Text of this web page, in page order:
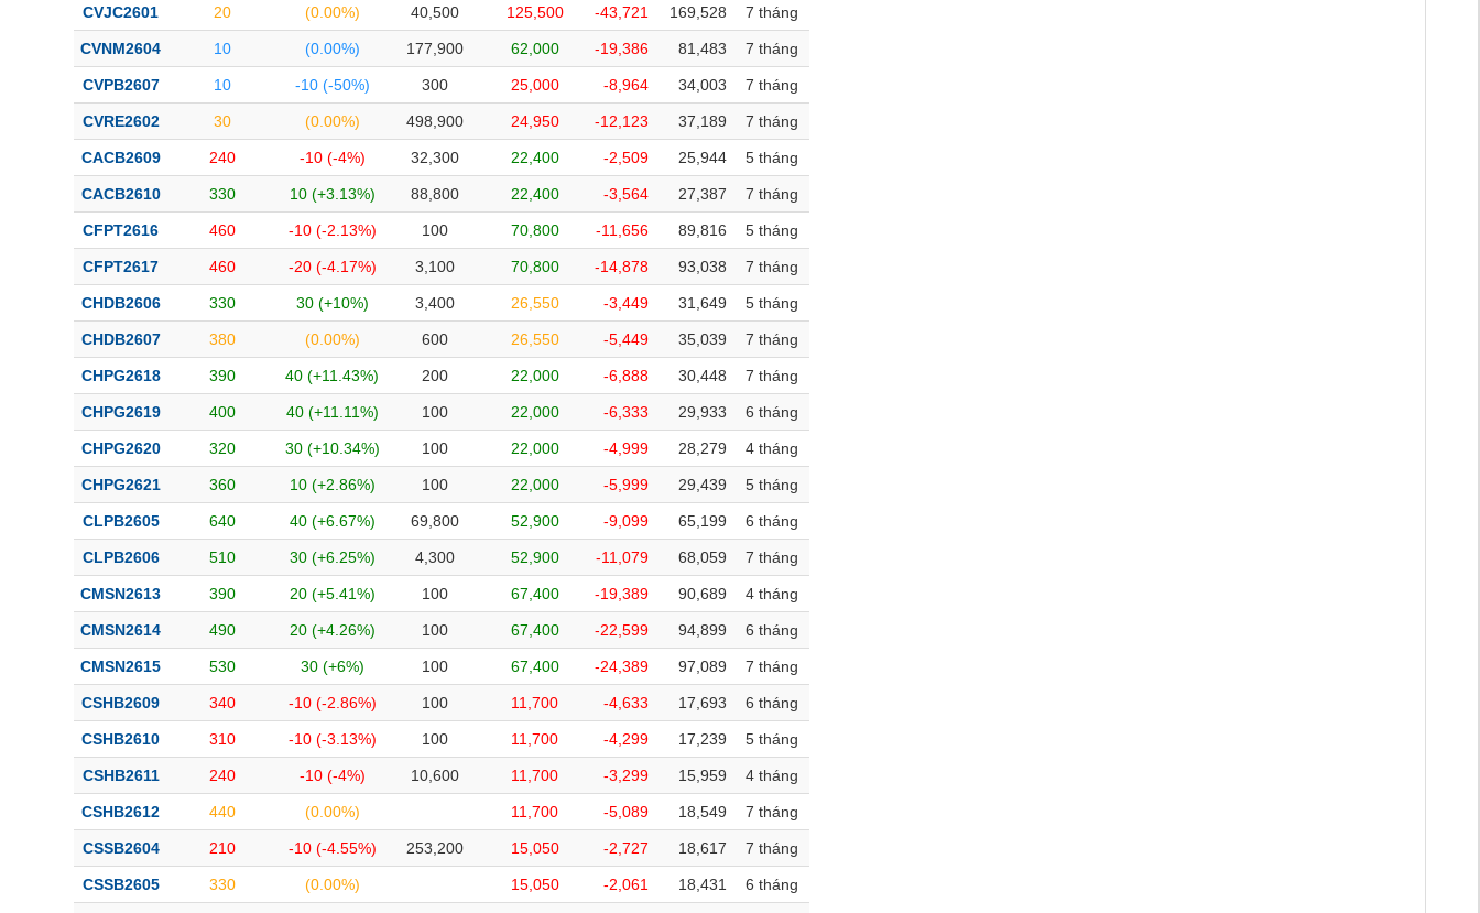
CVJC2601 20 (0.00%) 40,500 125,500 -43,721 169,528 7 tháng
CVNM2604 10 (0.00%) 177,900 62,000 -19,386 81,483 7 tháng
CVPB2607 10 -10 (-50%) 300 25,000 -8,964 34,003 7 tháng
CVRE2602 30 (0.00%) 498,900 24,950 -12,123 37,189 7 tháng
CACB2609 240 -10 (-4%) 32,300 22,400 -2,509 25,944 5 tháng
CACB2610 330 10 (+3.13%) 88,800 22,400 -3,564 27,387 7 tháng
CFPT2616 460 -10 (-2.13%) 100 70,800 -11,656 89,816 5 tháng
CFPT2617 460 -20 (-4.17%) 3,100 70,800 -14,878 93,038 7 tháng
CHDB2606 330 30 (+10%) 3,400 26,550 -3,449 31,649 5 tháng
CHDB2607 380 (0.00%) 600 26,550 -5,449 35,039 7 tháng
CHPG2618 390 40 (+11.43%) 200 22,000 -6,888 30,448 7 tháng
CHPG2619 400 40 (+11.11%) 100 22,000 -6,333 29,933 6 tháng
CHPG2620 320 30 (+10.34%) 100 22,000 -4,999 28,279 4 tháng
CHPG2621 360 10 (+2.86%) 100 22,000 -5,999 29,439 5 tháng
CLPB2605 640 40 (+6.67%) 69,800 52,900 -9,099 65,199 6 tháng
CLPB2606 510 30 (+6.25%) 4,300 52,900 -11,079 68,059 7 tháng
CMSN2613 390 20 (+5.41%) 100 67,400 -19,389 90,689 4 tháng
CMSN2614 490 20 (+4.26%) 100 67,400 -22,599 94,899 6 tháng
CMSN2615 530 30 (+6%) 100 67,400 -24,389 97,089 7 tháng
CSHB2609 340 -10 (-2.86%) 100 11,700 -4,633 17,693 6 tháng
CSHB2610 310 -10 (-3.13%) 100 11,700 -4,299 17,239 5 tháng
CSHB2611 240 -10 (-4%) 10,600 11,700 -3,299 15,959 4 tháng
CSHB2612 440 (0.00%) 11,700 -5,089 18,549 7 tháng
CSSB2604 210 -10 (-4.55%) 253,200 15,050 -2,727 18,617 7 tháng
CSSB2605 330 (0.00%) 15,050 -2,061 18,431 6 tháng